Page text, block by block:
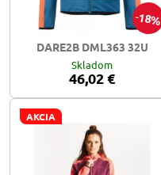
18%
DARE2B DML363 32U
Skladom
46,02 €
AKCIA